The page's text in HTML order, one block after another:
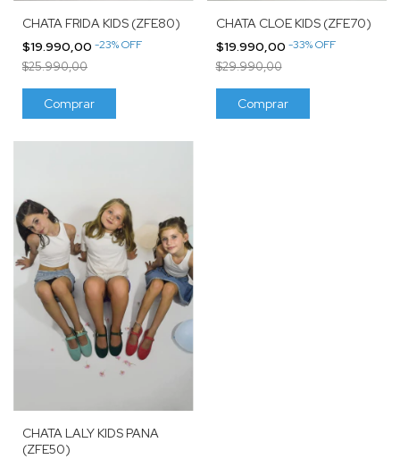
CHATA FRIDA KIDS (ZFE80)
$19.990,00 -23%OFF
$25.990,00
Comprar
CHATA CLOE KIDS (ZFE70)
$19.990,00 -33%OFF
$29.990,00
Comprar
CHATA LALY KIDS PANA
(ZFE50)